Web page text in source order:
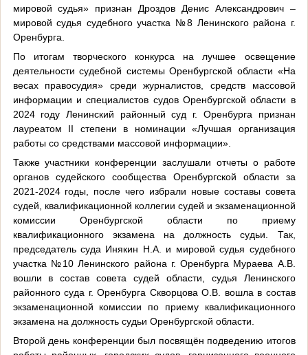
мировой судья» признан Дроздов Денис Александрович –
мировой судья судебного участка №8 Ленинского района г.
Оренбурга.
По итогам творческого конкурса на лучшее освещение
деятельности судебной системы Оренбургской области «На
весах правосудия» среди журналистов, средств массовой
информации и специалистов судов Оренбургской области в
2024 году Ленинский районный суд г. Оренбурга признан
лауреатом II степени в номинации «Лучшая организация
работы со средствами массовой информации».
Также участники конференции заслушали отчеты о работе
органов судейского сообщества Оренбургской области за
2021-2024 годы, после чего избрали новые составы совета
судей, квалификационной коллегии судей и экзаменационной
комиссии Оренбургской области по приему
квалификационного экзамена на должность судьи. Так,
председатель суда Инякин Н.А. и мировой судья судебного
участка №10 Ленинского района г. Оренбурга Мураева А.В.
вошли в состав совета судей области, судья Ленинского
районного суда г. Оренбурга Скворцова О.В. вошла в состав
экзаменационной комиссии по приему квалификационного
экзамена на должность судьи Оренбургской области.
Второй день конференции был посвящён подведению итогов